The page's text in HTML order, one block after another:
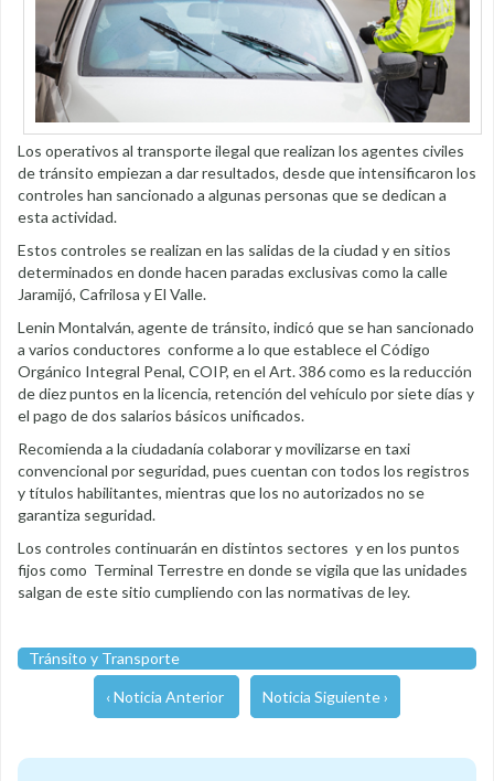
Los operativos al transporte ilegal que realizan los agentes civiles
de tránsito empiezan a dar resultados, desde que intensificaron los
controles han sancionado a algunas personas que se dedican a
esta actividad.
Estos controles se realizan en las salidas de la ciudad y en sitios
determinados en donde hacen paradas exclusivas como la calle
Jaramijó, Cafrilosa y El Valle.
Lenin Montalván, agente de tránsito, indicó que se han sancionado
a varios conductores conforme a lo que establece el Código
Orgánico Integral Penal, COIP, en el Art. 386 como es la reducción
de diez puntos en la licencia, retención del vehículo por siete días y
el pago de dos salarios básicos unificados.
Recomienda a la ciudadanía colaborar y movilizarse en taxi
convencional por seguridad, pues cuentan con todos los registros
y títulos habilitantes, mientras que los no autorizados no se
garantiza seguridad.
Los controles continuarán en distintos sectores y en los puntos
fijos como Terminal Terrestre en donde se vigila que las unidades
salgan de este sitio cumpliendo con las normativas de ley.
Tránsito y Transporte
‹ Noticia Anterior Noticia Siguiente ›